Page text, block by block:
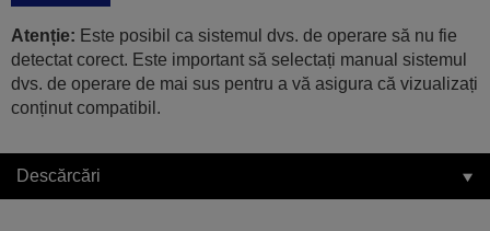
Atenție: Este posibil ca sistemul dvs. de operare să nu fie
detectat corect. Este important să selectați manual sistemul
dvs. de operare de mai sus pentru a vă asigura că vizualizați
conținut compatibil.
Descărcări